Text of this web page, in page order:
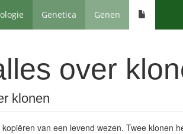
Genetica Genen
over
klonen
van een levend wezen. Twee klonen